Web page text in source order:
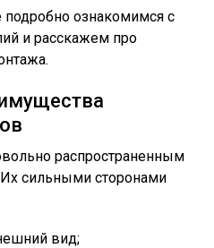
ознакомимся с
и расскажем про
распространенным
сильными сторонами
вид;